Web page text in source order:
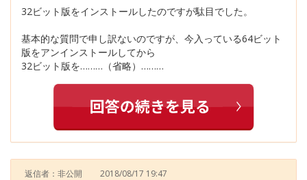
32ビット版をインストールしたのですが駄目でした。
基本的な質問で申し訳ないのですが、今入っている64ビット
版をアンインストールしてから
32ビット版を………（省略）………
返信者：非公開 2018/08/17 19:47